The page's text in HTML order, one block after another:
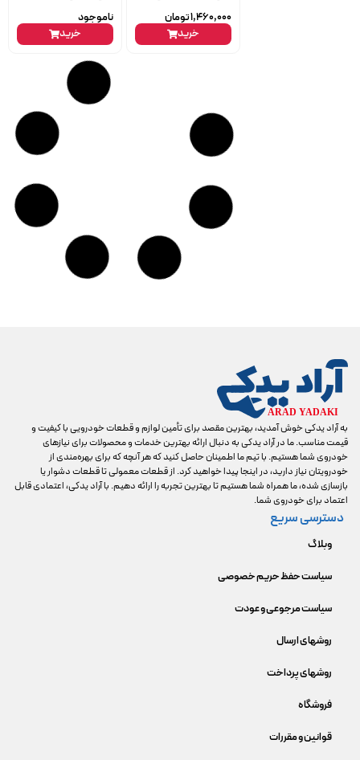
1,460,000تومان
خرید
ناموجود
خرید
به آراد یدکی خوش آمدید، بهترین مقصد برای تأمین لوازم و قطعات خودرویی با کیفیت و
قیمت مناسب. ما در آراد یدکی به دنبال ارائه بهترین خدمات و محصولات برای نیازهای
خودروی شما هستیم. با تیم ما اطمینان حاصل کنید که هر آنچه که برای بهره‌مندی از
خودرویتان نیاز دارید، در اینجا پیدا خواهید کرد. از قطعات معمولی تا قطعات دشوار یا
بازسازی شده، ما همراه شما هستیم تا بهترین تجربه را ارائه دهیم. با آراد یدکی، اعتمادی قابل
اعتماد برای خودروی شما.
دسترسی سریع
وبلاگ
سیاست حفظ حریم خصوصی
سیاست مرجوعی و عودت
روشهای ارسال
روشهای پرداخت
فروشگاه
قوانین و مقررات